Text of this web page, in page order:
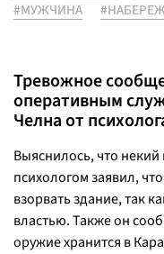
#МУЖЧИНА
Тревожное
оперативным
Челна от
Выяснилось, что
психологом заявил,
взорвать здание, так
властью. Также он
оружие хранится в